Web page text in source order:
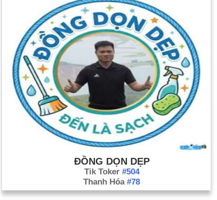
ĐỒNG DỌN DẸP
Tik Toker #504
Thanh Hóa #78